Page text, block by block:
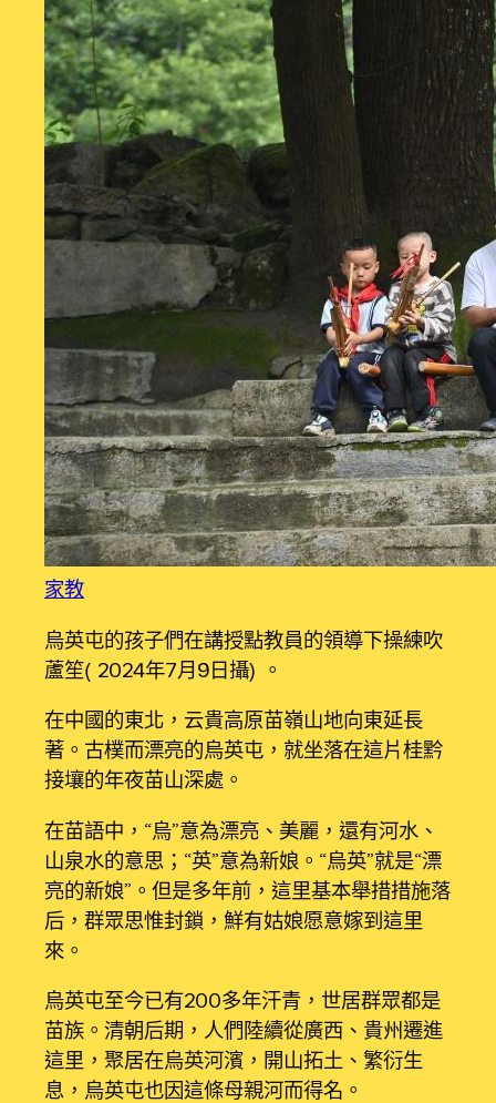
家教
烏英屯的孩子們在講授點教員的領導下操練吹
蘆笙（2024年7月9日攝）。
在中國的東北，云貴高原苗嶺山地向東延長
著。古樸而漂亮的烏英屯，就坐落在這片桂黔
接壤的年夜苗山深處。
在苗語中，“烏”意為漂亮、美麗，還有河水、
山泉水的意思；“英”意為新娘。“烏英”就是“漂
亮的新娘”。但是多年前，這里基本舉措措施落
后，群眾思惟封鎖，鮮有姑娘愿意嫁到這里
來。
烏英屯至今已有200多年汗青，世居群眾都是
苗族。清朝后期，人們陸續從廣西、貴州遷進
這里，聚居在烏英河濱，開山拓土、繁衍生
息，烏英屯也因這條母親河而得名。